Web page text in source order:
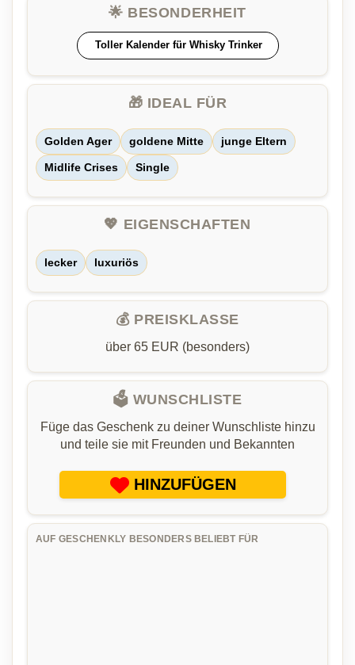
🌟 BESONDERHEIT
Toller Kalender für Whisky Trinker
🎁 IDEAL FÜR
Golden Ager goldene Mitte junge Eltern
Midlife Crises Single
💖 EIGENSCHAFTEN
lecker luxuriös
💰 PREISKLASSE
über 65 EUR (besonders)
🗳️ WUNSCHLISTE
Füge das Geschenk zu deiner Wunschliste hinzu
und teile sie mit Freunden und Bekannten
HINZUFÜGEN
AUF GESCHENKLY BESONDERS BELIEBT FÜR